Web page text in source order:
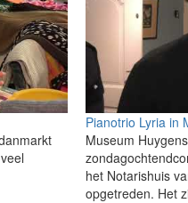
Pianotrio Lyria in
Museum
het Notarishuis
opgetreden. Het